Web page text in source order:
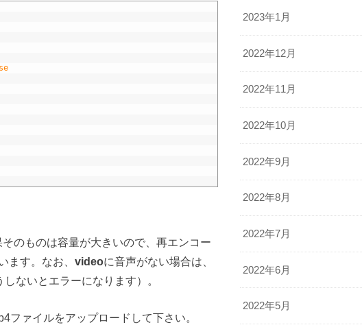
のものは容量が大きいので、再エンコー
ます。なお、 videoに音声がない場合は、
ないとエラーになります）。
ファイルをアップロードして下さい。
2023年1月
2022年12月
2022年11月
2022年10月
2022年9月
2022年8月
2022年7月
2022年6月
2022年5月